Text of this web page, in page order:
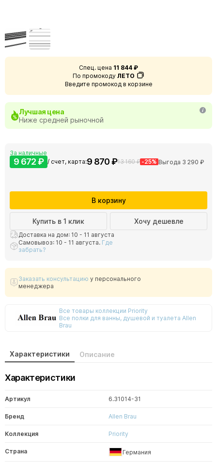
Спец. цена 11 844 ₽
По промокоду ЛЕТО
Введите промокод в корзине
Лучшая цена
Ниже средней рыночной
За наличные
9 672 ₽ / счет, карта:9 870 ₽13 160 ₽ -25% Выгода 3 290 ₽
В корзину
Купить в 1 клик Хочу дешевле
Доставка на дом: 10 - 11 августа
Самовывоз: 10 - 11 августа. Где
забрать?
Заказать консультацию у персонального
менеджера
Все товары коллекции Priority
Все полки для ванны, душевой и туалета Allen
Brau
Характеристики Описание
Характеристики
Артикул 6.31014-31
Бренд Allen Brau
Коллекция Priority
Страна Германия